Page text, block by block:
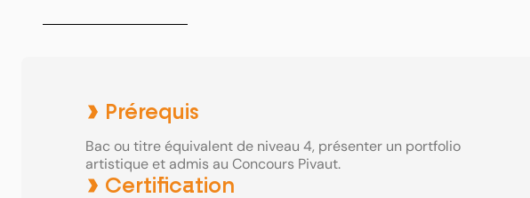
Prérequis
Bac ou titre équivalent de niveau 4, présenter un portfolio
artistique et admis au Concours Pivaut.
Certification